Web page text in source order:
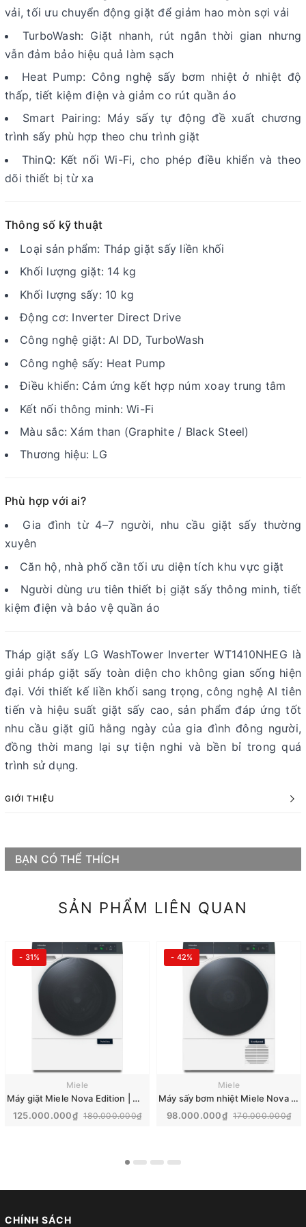
vải, tối ưu chuyển động giặt để giảm hao mòn sợi vải
TurboWash: Giặt nhanh, rút ngắn thời gian nhưng
vẫn đảm bảo hiệu quả làm sạch
Heat Pump: Công nghệ sấy bơm nhiệt ở nhiệt độ
thấp, tiết kiệm điện và giảm co rút quần áo
Smart Pairing: Máy sấy tự động đề xuất chương
trình sấy phù hợp theo chu trình giặt
ThinQ: Kết nối Wi-Fi, cho phép điều khiển và theo
dõi thiết bị từ xa
Thông số kỹ thuật
Loại sản phẩm: Tháp giặt sấy liền khối
Khối lượng giặt: 14 kg
Khối lượng sấy: 10 kg
Động cơ: Inverter Direct Drive
Công nghệ giặt: AI DD, TurboWash
Công nghệ sấy: Heat Pump
Điều khiển: Cảm ứng kết hợp núm xoay trung tâm
Kết nối thông minh: Wi-Fi
Màu sắc: Xám than (Graphite / Black Steel)
Thương hiệu: LG
Phù hợp với ai?
Gia đình từ 4–7 người, nhu cầu giặt sấy thường
xuyên
Căn hộ, nhà phố cần tối ưu diện tích khu vực giặt
Người dùng ưu tiên thiết bị giặt sấy thông minh, tiết
kiệm điện và bảo vệ quần áo
Tháp giặt sấy LG WashTower Inverter WT1410NHEG là
giải pháp giặt sấy toàn diện cho không gian sống hiện
đại. Với thiết kế liền khối sang trọng, công nghệ AI tiên
tiến và hiệu suất giặt sấy cao, sản phẩm đáp ứng tốt
nhu cầu giặt giũ hằng ngày của gia đình đông người,
đồng thời mang lại sự tiện nghi và bền bỉ trong quá
trình sử dụng.
GIỚI THIỆU
BẠN CÓ THỂ THÍCH
SẢN PHẨM LIÊN QUAN
- 31%
Miele
Máy giặt Miele Nova Edition | WQ 1200 WPS
125.000.000₫ 180.000.000₫
- 42%
Miele
Máy sấy bơm nhiệt Miele Nova Edition | TQ 1000 WP
98.000.000₫ 170.000.000₫
CHÍNH SÁCH